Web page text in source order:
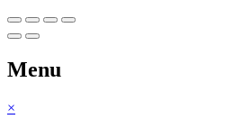
Menu
×